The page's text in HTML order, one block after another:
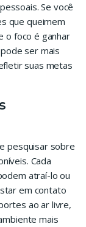
Se você
que queimem
o foco é ganhar
ser mais
suas metas
pesquisar sobre
Cada
atraí-lo ou
em contato
ao ar livre,
mais